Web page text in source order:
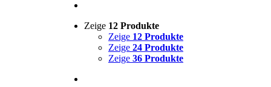
Zeige 12 Produkte
Zeige 12 Produkte
Zeige 24 Produkte
Zeige 36 Produkte